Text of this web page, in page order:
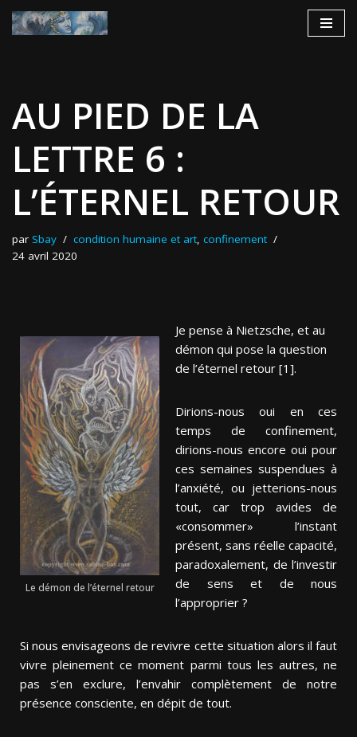
AU PIED DE LA
LETTRE 6 :
L’ÉTERNEL RETOUR
par Sbay condition humaine et art, confinement
24 avril 2020
Le démon de l’éternel retour
Je pense à Nietzsche, et au
démon qui pose la question
de l’éternel retour [1].
Dirions-nous oui en ces
temps de confinement,
dirions-nous encore oui pour
ces semaines suspendues à
l’anxiété, ou jetterions-nous
tout, car trop avides de
«consommer» l’instant
présent, sans réelle capacité,
paradoxalement, de l’investir
de sens et de nous
l’approprier ?
Si nous envisageons de revivre cette situation alors il faut
vivre pleinement ce moment parmi tous les autres, ne
pas s’en exclure, l’envahir complètement de notre
présence consciente, en dépit de tout.